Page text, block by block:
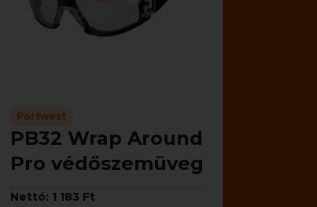
Portwest
PB32 Wrap Around
Pro védőszemüveg
Nettó: 1 183 Ft